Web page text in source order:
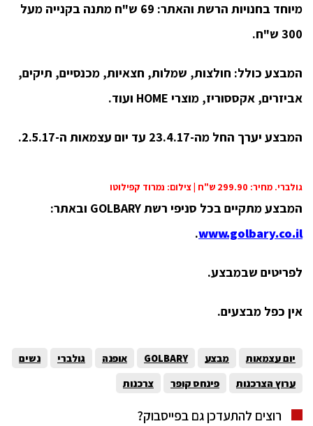
מיוחד בחנויות הרשת והאתר: 69 ש"ח מתנה בקנייה מעל
300 ש"ח.
המבצע כולל: חולצות, שמלות, חצאיות, מכנסיים, תיקים,
אביזרים, אקססוריז, מוצרי HOME ועוד.
המבצע יערך החל מה-23.4.17 עד יום עצמאות ה-2.5.17.
גולברי. מחיר: 299.90 ש"ח | צילום: נמרוד קפילוטו
המבצע מתקיים בכל סניפי רשתGOLBARY ובאתר:
www.golbary.co.il
.
לפריטים שבמבצע.
אין כפל מבצעים.
יום עצמאות מבצע GOLBARY אופנה גולברי
נשים
ערוץ הצרכנות
פינחס קופר צרכנות
רוצים להתעדכן גם בפייסבוק?